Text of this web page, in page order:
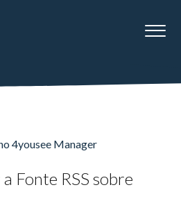
4yousee Manager
Fonte RSS sobre